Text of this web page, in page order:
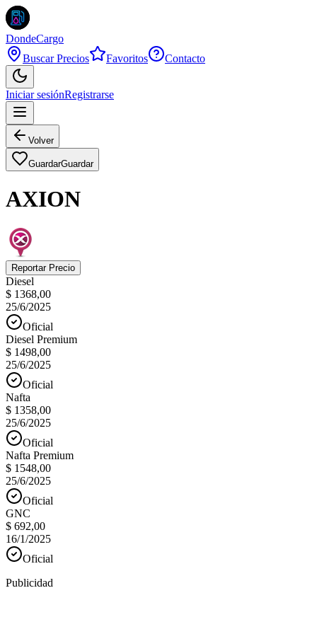
DondeCargo
Buscar Precios
Favoritos Contacto
Iniciar sesiónRegistrarse
Volver
GuardarGuardar
AXION
Reportar Precio
Diesel
$ 1368,00
25/6/2025
Oficial
Diesel Premium
$ 1498,00
25/6/2025
Oficial
Nafta
$ 1358,00
25/6/2025
Oficial
Nafta Premium
$ 1548,00
25/6/2025
Oficial
GNC
$ 692,00
16/1/2025
Oficial
Publicidad